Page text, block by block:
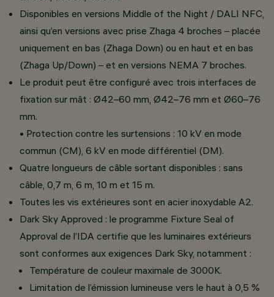
Disponibles en versions Middle of the Night / DALI NFC,
ainsi qu’en versions avec prise Zhaga 4 broches – placée
uniquement en bas (Zhaga Down) ou en haut et en bas
(Zhaga Up/Down) – et en versions NEMA 7 broches.
Le produit peut être configuré avec trois interfaces de
fixation sur mât : Ø42–60 mm, Ø42–76 mm et Ø60–76
mm.
• Protection contre les surtensions : 10 kV en mode
commun (CM), 6 kV en mode différentiel (DM).
Quatre longueurs de câble sortant disponibles : sans
câble, 0,7 m, 6 m, 10 m et 15 m.
Toutes les vis extérieures sont en acier inoxydable A2.
Dark Sky Approved : le programme Fixture Seal of
Approval de l’IDA certifie que les luminaires extérieurs
sont conformes aux exigences Dark Sky, notamment :
Température de couleur maximale de 3000K.
Limitation de l’émission lumineuse vers le haut à 0,5 %